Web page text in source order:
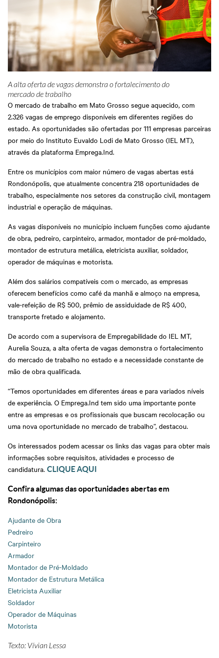
A alta oferta de vagas demonstra o fortalecimento do
mercado de trabalho
O mercado de trabalho em Mato Grosso segue aquecido, com
2.326 vagas de emprego disponíveis em diferentes regiões do
estado. As oportunidades são ofertadas por 111 empresas parceiras
por meio do Instituto Euvaldo Lodi de Mato Grosso (IEL MT),
através da plataforma Emprega.Ind.
Entre os municípios com maior número de vagas abertas está
Rondonópolis, que atualmente concentra 218 oportunidades de
trabalho, especialmente nos setores da construção civil, montagem
industrial e operação de máquinas.
As vagas disponíveis no município incluem funções como ajudante
de obra, pedreiro, carpinteiro, armador, montador de pré-moldado,
montador de estrutura metálica, eletricista auxiliar, soldador,
operador de máquinas e motorista.
Além dos salários compatíveis com o mercado, as empresas
oferecem benefícios como café da manhã e almoço na empresa,
vale-refeição de R$ 500, prêmio de assiduidade de R$ 400,
transporte fretado e alojamento.
De acordo com a supervisora de Empregabilidade do IEL MT,
Aurelia Souza, a alta oferta de vagas demonstra o fortalecimento
do mercado de trabalho no estado e a necessidade constante de
mão de obra qualificada.
“Temos oportunidades em diferentes áreas e para variados níveis
de experiência. O Emprega.Ind tem sido uma importante ponte
entre as empresas e os profissionais que buscam recolocação ou
uma nova oportunidade no mercado de trabalho”, destacou.
Os interessados podem acessar os links das vagas para obter mais
informações sobre requisitos, atividades e processo de
candidatura. CLIQUE AQUI
Confira algumas das oportunidades abertas em
Rondonópolis:
Ajudante de Obra
Pedreiro
Carpinteiro
Armador
Montador de Pré-Moldado
Montador de Estrutura Metálica
Eletricista Auxiliar
Soldador
Operador de Máquinas
Motorista
Texto: Vívian Lessa